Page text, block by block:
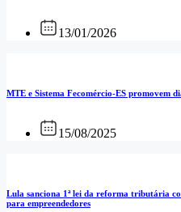
13/01/2026
MTE e Sistema Fecomércio-ES promovem
15/08/2025
Lula sanciona 1ª lei da reforma tributária
para empreendedores